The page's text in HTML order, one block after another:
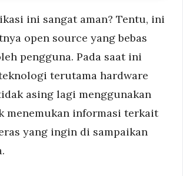
ini sangat aman? Tentu, ini
open source yang bebas
pengguna. Pada saat ini
terutama hardware
asing lagi menggunakan
menemukan informasi terkait
yang ingin di sampaikan